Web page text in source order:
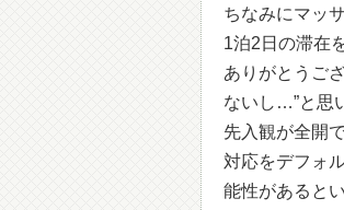
ちなみにマッ
1泊2日の滞在
ありがとうご
ないし…”と思
先入観が全開
対応をデフォ
能性があると